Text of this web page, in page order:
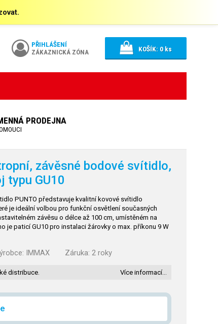
PŘIHLÁŠENÍ
ZÁKAZNICKÁ ZÓNA
KOŠÍK: 0ks
PRODEJNA
závěsné bodové svítidlo,
typu GU10
PUNTO představuje kvalitní kovové svítidlo
je ideální volbou pro funkční osvětlení současných
závěsu o délce až 100 cm, umístěném na
je paticí GU10 pro instalaci žárovky o max. příkonu 9 W
IMMAX Záruka: 2 roky
distribuce. Více informací…